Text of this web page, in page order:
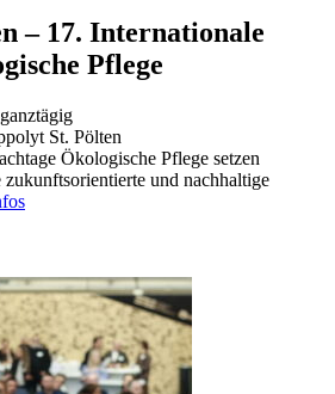
– 17. Internationale
Pflege
ganztägig
St. Pölten
Ökologische Pflege setzen
und nachhaltige